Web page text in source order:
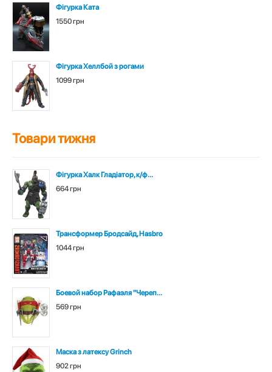
Фігурка Ката
1550 грн
Фігурка Хеллбой з рогами
1099 грн
Товари тижня
Фігурка Халк Гладіатор, к/ф...
664 грн
Трансформер Бродсайд, Hasbro
1044 грн
Боевой набор Рафаэля "Череп...
569 грн
Маска з латексу Grinch
902 грн